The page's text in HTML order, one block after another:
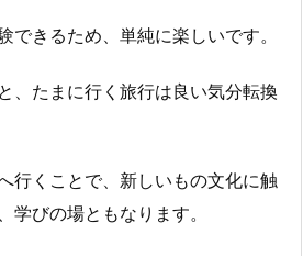
きるため、単純に楽しいです。
、たまに行く旅行は良い気分転換
行くことで、新しいもの文化に触
学びの場ともなります。